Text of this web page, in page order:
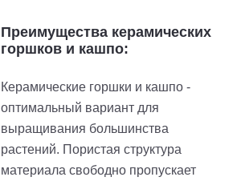
Преимущества керамических
горшков и кашпо:
Керамические горшки и кашпо -
оптимальный вариант для
выращивания большинства
растений. Пористая структура
материала свободно пропускает